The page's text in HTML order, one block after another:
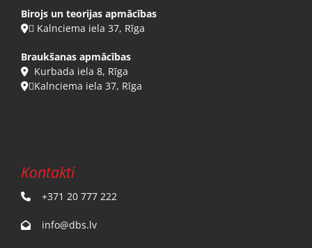
Birojs un teorijas apmācības
 Kalnciema iela 37, Rīga
Braukšanas apmācības
 Kurbada iela 8, Rīga
Kalnciema iela 37, Rīga
Kontakti
 +371 20 777 222
 info@dbs.lv